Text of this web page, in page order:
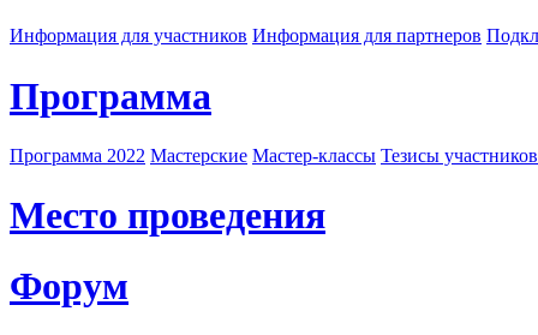
Информация для участников Информация для партнеров
Программа
Программа 2022 Мастерские Мастер-классы Тезисы
Место проведения
Форум